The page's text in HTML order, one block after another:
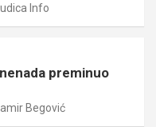
Info
preminuo
Begović